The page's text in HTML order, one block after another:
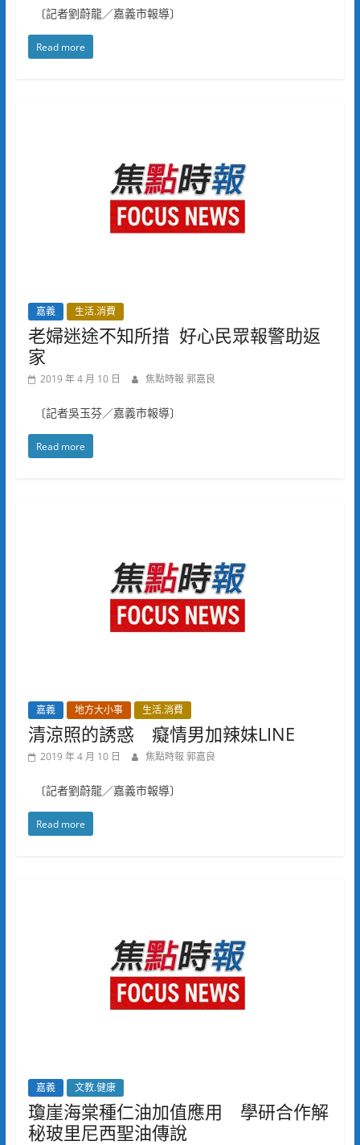
〔記者劉蔚龍／嘉義市報導〕
Read more
嘉義 生活.消費
老婦迷途不知所措 好心民眾報警助返
家
2019 年 4 月 10 日 焦點時報 郭嘉良
〔記者吳玉芬／嘉義市報導〕
Read more
嘉義 地方大小事 生活.消費
清涼照的誘惑 癡情男加辣妹LINE
2019 年 4 月 10 日 焦點時報 郭嘉良
〔記者劉蔚龍／嘉義市報導〕
Read more
嘉義 文教.健康
瓊崖海棠種仁油加值應用 學研合作解
秘玻里尼西聖油傳說